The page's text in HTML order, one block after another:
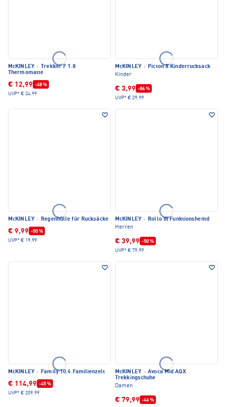
McKINLEY ·
Trekker F 1.8
Thermomatte
€ 12,99 -48 %
UVP* € 24,99
McKINLEY · Picton 8 Kinderrucksack
Kinder
€ 3,99 -86 %
UVP* € 29,99
McKINLEY · Regenhülle für Rucksäcke
€ 9,99 -50 %
UVP* € 19,99
McKINLEY · Rollo III Funktionshemd
Herren
€ 39,99 -50 %
UVP* € 79,99
McKINLEY · Family 10.4 Familienzelt
€ 114,99 -45 %
UVP* € 209,99
McKINLEY · Avoca Mid AQX
Trekkingschuhe
Damen
€ 79,99 -46 %